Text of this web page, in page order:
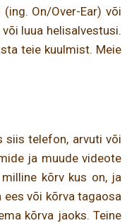
On/Over-Ear) või
luua helisalvestusi.
teie kuulmist. Meie
siis telefon, arvuti või
ja muude videote
kõrv kus on, ja
ees või kõrva tagaosa
kõrva jaoks. Teine